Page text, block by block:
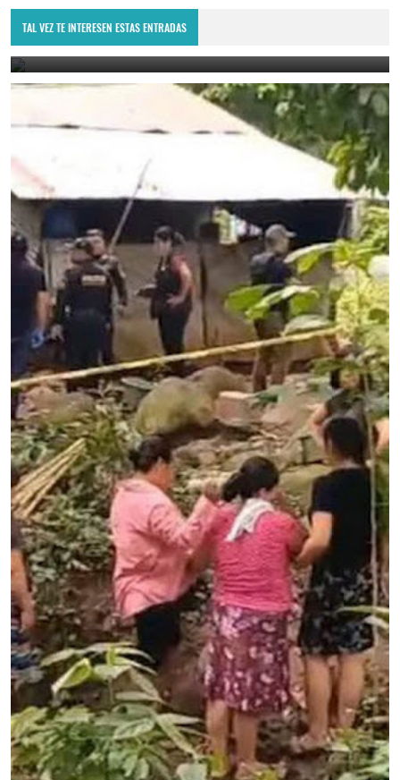
TAL VEZ TE INTERESEN ESTAS ENTRADAS
ATENCIÓN, VECINOS DE LA UNIÓN, ZACAPA
August 7, 2026